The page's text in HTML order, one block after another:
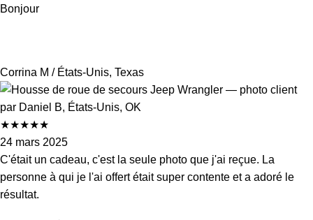
Bonjour
Corrina M / États-Unis, Texas
★★★★★
24 mars 2025
C'était un cadeau, c'est la seule photo que j'ai reçue. La
personne à qui je l'ai offert était super contente et a adoré le
résultat.